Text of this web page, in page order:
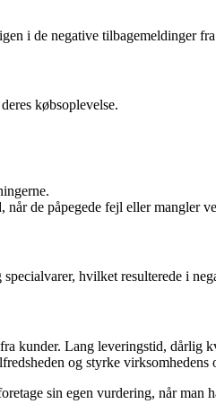
i de negative tilbagemeldinger
købsoplevelse.
de påpegede fejl eller mangler
hvilket resulterede i
kunder. Lang leveringstid, dårlig
og styrke virksomhedens
sin egen vurdering, når man